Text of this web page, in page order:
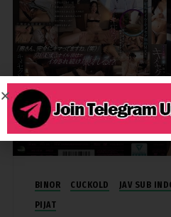
BINOR CUCKOLD JAV SUB
PIJAT